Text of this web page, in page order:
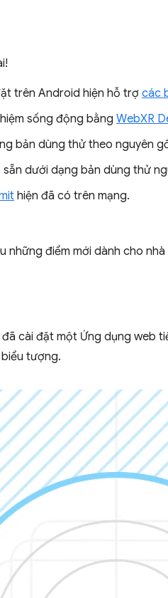
trên Android hiện hỗ trợ các
sống động bằng WebXR
bản dùng thử theo nguyên
sẵn dưới dạng bản dùng thử
hiện đã có trên mạng.
những điểm mới dành cho
cài đặt một Ứng dụng web
tượng.